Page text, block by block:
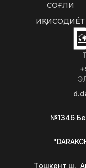
СОҒЛИҚ
ИҚТИСОДИЁТ
№1346
Tошкент ш.,